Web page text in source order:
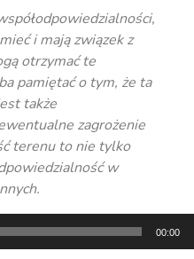
i mają związek z
otrzymać te
pamiętać o tym, że ta
także
zagrożenie
terenu to nie tylko
w
00:00